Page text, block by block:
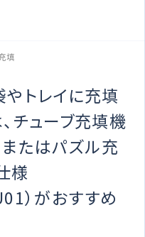
填
トレイに充填
チューブ充填機
またはパズル充
様
）がおすすめ